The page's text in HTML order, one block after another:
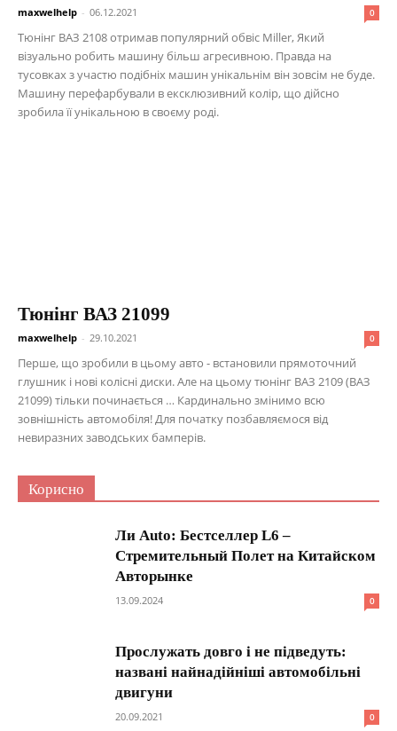
maxwelhelp - 06.12.2021 0
Тюнінг ВАЗ 2108 отримав популярний обвіс Miller, Який
візуально робить машину більш агресивною. Правда на
тусовках з участю подібніх машин унікальнім він зовсім не буде.
Машину перефарбували в ексклюзивний колір, що дійсно
зробила її унікальною в своєму роді.
Тюнінг ВАЗ 21099
maxwelhelp - 29.10.2021 0
Перше, що зробили в цьому авто - встановили прямоточний
глушник і нові колісні диски. Але на цьому тюнінг ВАЗ 2109 (ВАЗ
21099) тільки починається … Кардинально змінимо всю
зовнішність автомобіля! Для початку позбавляємося від
невиразних заводських бамперів.
Корисно
Ли Auto: Бестселлер L6 –
Стремительный Полет на Китайском
Авторынке
13.09.2024 0
Прослужать довго і не підведуть:
названі найнадійніші автомобільні
двигуни
20.09.2021 0